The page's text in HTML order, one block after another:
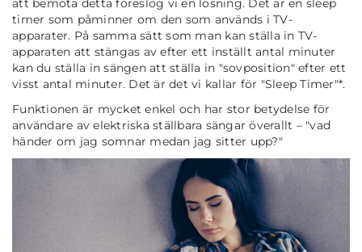
att bemöta detta föreslog vi en lösning. Det är en sleep
timer som påminner om den som används i TV-
apparater. På samma sätt som man kan ställa in TV-
apparaten att stängas av efter ett inställt antal minuter
kan du ställa in sängen att ställa in "sovposition" efter ett
visst antal minuter. Det är det vi kallar för "Sleep Timer"*.
Funktionen är mycket enkel och har stor betydelse för
användare av elektriska ställbara sängar överallt – "vad
händer om jag somnar medan jag sitter upp?"